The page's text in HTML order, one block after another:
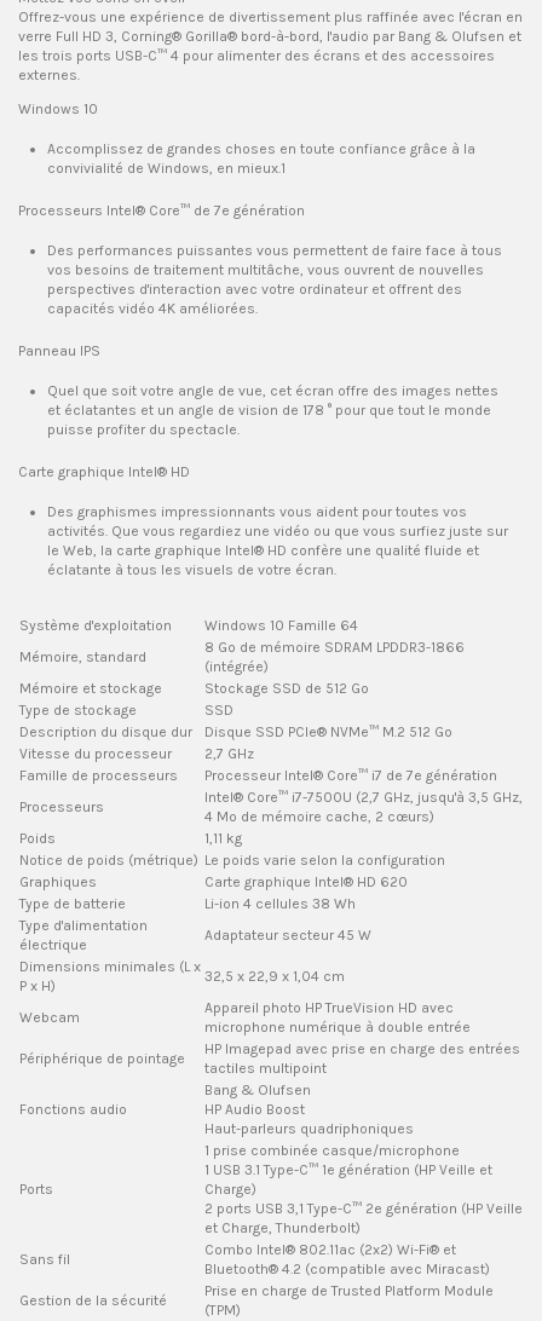
Offrez-vous une expérience de divertissement plus raffinée avec l'écran en
verre Full HD 3, Corning® Gorilla® bord-à-bord, l'audio par Bang & Olufsen et
les trois ports USB-C™ 4 pour alimenter des écrans et des accessoires
externes.
Windows 10
Accomplissez de grandes choses en toute confiance grâce à la
convivialité de Windows, en mieux.1
Processeurs Intel® Core™ de 7e génération
Des performances puissantes vous permettent de faire face à tous
vos besoins de traitement multitâche, vous ouvrent de nouvelles
perspectives d'interaction avec votre ordinateur et offrent des
capacités vidéo 4K améliorées.
Panneau IPS
Quel que soit votre angle de vue, cet écran offre des images nettes
et éclatantes et un angle de vision de 178 ° pour que tout le monde
puisse profiter du spectacle.
Carte graphique Intel® HD
Des graphismes impressionnants vous aident pour toutes vos
activités. Que vous regardiez une vidéo ou que vous surfiez juste sur
le Web, la carte graphique Intel® HD confère une qualité fluide et
éclatante à tous les visuels de votre écran.
Système d'exploitation
Windows 10 Famille 64
Mémoire, standard
8 Go de mémoire SDRAM LPDDR3-1866
(intégrée)
Mémoire et stockage
Stockage SSD de 512 Go
Type de stockage
SSD
Description du disque dur
Disque SSD PCIe® NVMe™ M.2 512 Go
Vitesse du processeur
2,7 GHz
Famille de processeurs
Processeur Intel® Core™ i7 de 7e génération
Processeurs
Intel® Core™ i7-7500U (2,7 GHz, jusqu'à 3,5 GHz,
4 Mo de mémoire cache, 2 cœurs)
Poids
1,11 kg
Notice de poids (métrique) Le poids varie selon la configuration
Graphiques
Carte graphique Intel® HD 620
Type de batterie
Li-ion 4 cellules 38 Wh
Type d'alimentation
électrique
Adaptateur secteur 45 W
Dimensions minimales (L x
P x H)
32,5 x 22,9 x 1,04 cm
Webcam
Appareil photo HP TrueVision HD avec
microphone numérique à double entrée
Périphérique de pointage
HP Imagepad avec prise en charge des entrées
tactiles multipoint
Fonctions audio
Bang & Olufsen
HP Audio Boost
Haut-parleurs quadriphoniques
Ports
1 prise combinée casque/microphone
1 USB 3.1 Type-C™ 1e génération (HP Veille et
Charge)
2 ports USB 3,1 Type-C™ 2e génération (HP Veille
et Charge, Thunderbolt)
Sans fil
Combo Intel® 802.11ac (2x2) Wi-Fi® et
Bluetooth® 4.2 (compatible avec Miracast)
Gestion de la sécurité
Prise en charge de Trusted Platform Module
(TPM)